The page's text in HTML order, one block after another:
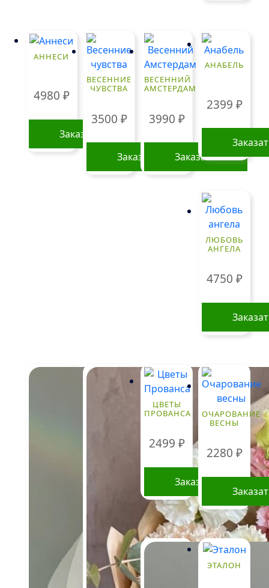
АННЕСИ
4980 ₽
Заказать
ВЕСЕННИЕ
ЧУВСТВА
3500 ₽
Заказать
ВЕСЕННИЙ
АМСТЕРДАМ
3990 ₽
Заказать
АНАБЕЛЬ
2399 ₽
ЛЮБОВЬ
АНГЕЛА
4750 ₽
ЦВЕТЫ
ПРОВАНСА
2499 ₽
Заказать
ОЧАРОВАНИЕ
ВЕСНЫ
2280 ₽
ЭТАЛОН